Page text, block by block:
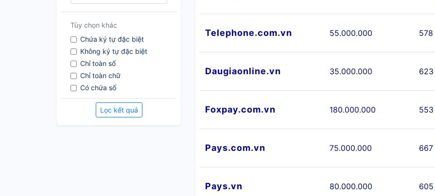
PBN
Tùy chọn khác
Chứa ký tự đặc biệt
Không ký tự đặc biệt
Chỉ toàn số
Chỉ toàn chữ
Có chứa số
Không dấu gạch (-)
Lọc kết quả
Telephone.com.vn 55.000.000 578
Daugiaonline.vn 35.000.000 623
Foxpay.com.vn 180.000.000 553
Pays.com.vn 75.000.000 667
Pays.vn 80.000.000 605